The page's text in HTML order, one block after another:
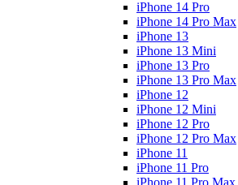
iPhone 14 Pro
iPhone 14 Pro Max
iPhone 13
iPhone 13 Mini
iPhone 13 Pro
iPhone 13 Pro Max
iPhone 12
iPhone 12 Mini
iPhone 12 Pro
iPhone 12 Pro Max
iPhone 11
iPhone 11 Pro
iPhone 11 Pro Max